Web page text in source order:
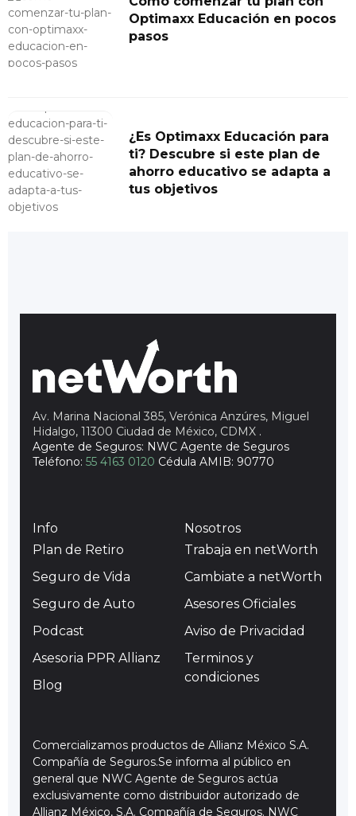
Optimaxx Educación en pocos
pasos
¿Es Optimaxx Educación para
ti? Descubre si este plan de
ahorro educativo se adapta a
tus objetivos
Av. Marina Nacional 385, Verónica Anzúres, Miguel
Hidalgo, 11300 Ciudad de México, CDMX .
Agente de Seguros: NWC Agente de Seguros
Teléfono: 55 4163 0120 Cédula AMIB: 90770
Info
Plan de Retiro
Seguro de Vida
Seguro de Auto
Podcast
Asesoria PPR Allianz
Blog
Nosotros
Trabaja en netWorth
Cambiate a netWorth
Asesores Oficiales
Aviso de Privacidad
Terminos y
condiciones
Comercializamos productos de Allianz México S.A.
Compañía de Seguros.Se informa al público en
general que NWC Agente de Seguros actúa
exclusivamente como distribuidor autorizado de
Allianz México, S.A. Compañía de Seguros. NWC